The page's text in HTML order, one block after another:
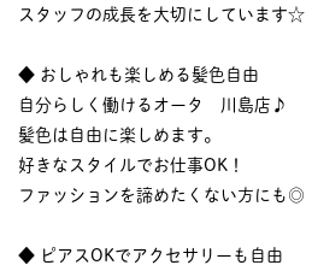
スタッフの成長を大切にしています☆
◆ おしゃれも楽しめる髪色自由
自分らしく働けるオータ 川島店♪
髪色は自由に楽しめます。
好きなスタイルでお仕事OK！
ファッションを諦めたくない方にも◎
◆ ピアスOKでアクセサリーも自由